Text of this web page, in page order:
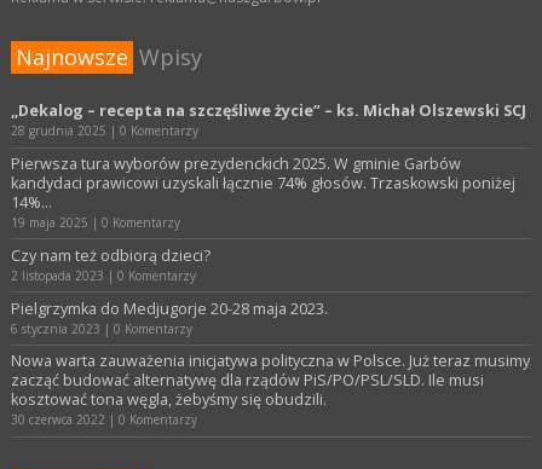
Najnowsze Wpisy
„Dekalog – recepta na szczęśliwe życie” – ks. Michał Olszewski SCJ
28 grudnia 2025 | 0 Komentarzy
Pierwsza tura wyborów prezydenckich 2025. W gminie Garbów
kandydaci prawicowi uzyskali łącznie 74% głosów. Trzaskowski poniżej
14%…
19 maja 2025 | 0 Komentarzy
Czy nam też odbiorą dzieci?
2 listopada 2023 | 0 Komentarzy
Pielgrzymka do Medjugorje 20-28 maja 2023.
6 stycznia 2023 | 0 Komentarzy
Nowa warta zauważenia inicjatywa polityczna w Polsce. Już teraz musimy
zacząć budować alternatywę dla rządów PiS/PO/PSL/SLD. Ile musi
kosztować tona węgla, żebyśmy się obudzili.
30 czerwca 2022 | 0 Komentarzy